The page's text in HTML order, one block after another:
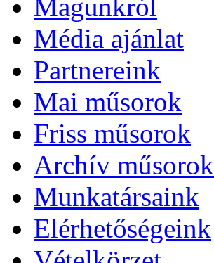
Magunkról
Média ajánlat
Partnereink
Mai műsorok
Friss műsorok
Archív műsorok
Munkatársaink
Elérhetőségeink